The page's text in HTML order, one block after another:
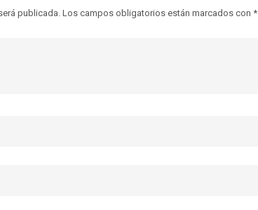
publicada. Los campos obligatorios están marcados con *